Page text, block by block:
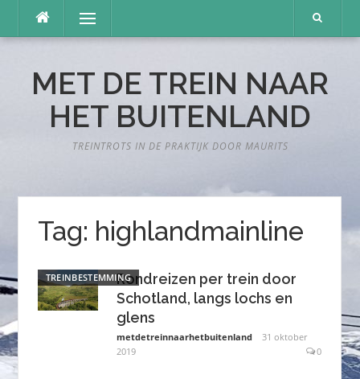
inhoud
Menu
MET DE TREIN NAAR
HET BUITENLAND
TREINTROTS IN DE PRAKTIJK DOOR MAURITS
Tag: highlandmainline
TREINBESTEMMINGRondreizen per trein door
Schotland, langs lochs en
glens
metdetreinnaarhetbuitenland
31 oktober
2019
0